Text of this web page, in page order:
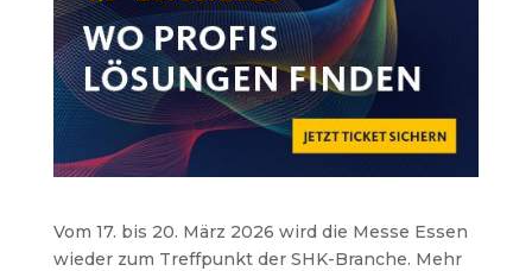
Vom 17. bis 20. März 2026 wird die Messe Essen
wieder zum Treffpunkt der SHK-Branche. Mehr